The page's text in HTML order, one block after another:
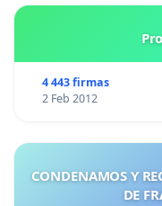
4 443 firmas
2 Feb 2012
CONDENAMOS Y
DE